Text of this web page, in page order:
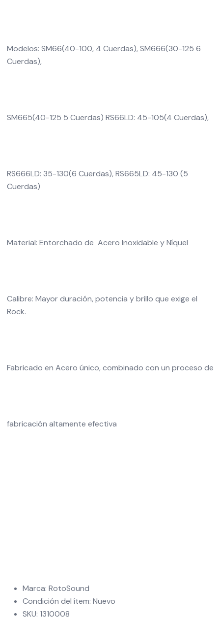
Modelos: SM66(40-100, 4 Cuerdas), SM666(30-125 6
Cuerdas),
SM665(40-125 5 Cuerdas) RS66LD: 45-105(4 Cuerdas),
RS666LD: 35-130(6 Cuerdas), RS665LD: 45-130 (5
Cuerdas)
Material: Entorchado de Acero Inoxidable y Níquel
Calibre: Mayor duración, potencia y brillo que exige el
Rock.
Fabricado en Acero único, combinado con un proceso de
fabricación altamente efectiva
Marca: RotoSound
Condición del ítem: Nuevo
SKU: 1310008